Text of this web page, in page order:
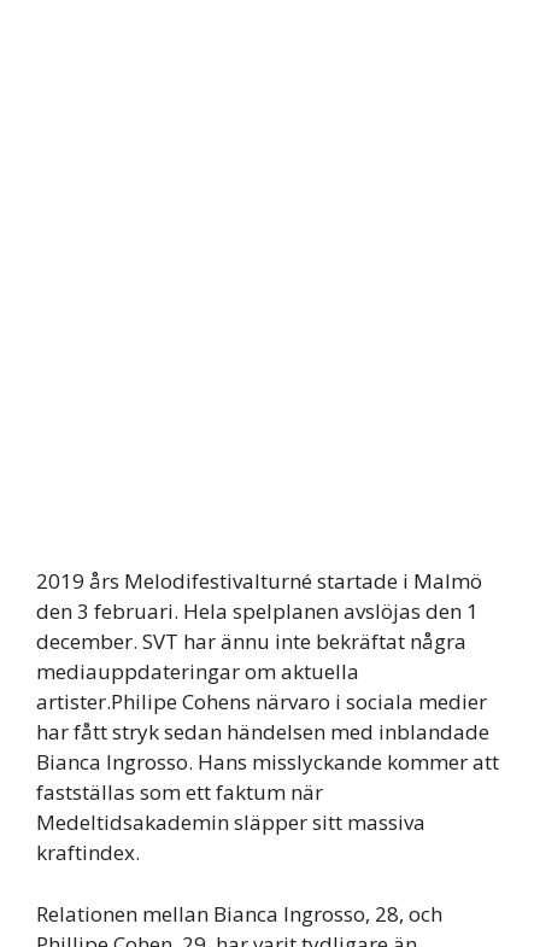
2019 års Melodifestivalturné startade i Malmö
den 3 februari. Hela spelplanen avslöjas den 1
december. SVT har ännu inte bekräftat några
mediauppdateringar om aktuella
artister.Philipe Cohens närvaro i sociala medier
har fått stryk sedan händelsen med inblandade
Bianca Ingrosso. Hans misslyckande kommer att
fastställas som ett faktum när
Medeltidsakademin släpper sitt massiva
kraftindex.
Relationen mellan Bianca Ingrosso, 28, och